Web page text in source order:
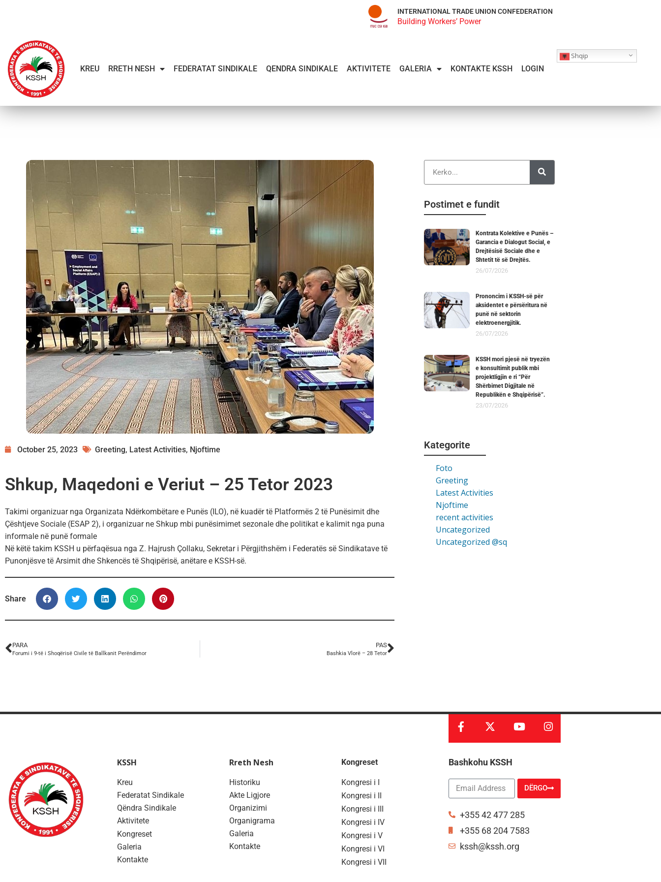
INTERNATIONAL TRADE UNION CONFEDERATION
Building Workers’ Power
KREU RRETH NESH FEDERATAT SINDIKALE QENDRA SINDIKALE AKTIVITETE GALERIA KONTAKTE KSSH LOGIN
Shqip
October 25, 2023 Greeting, Latest Activities, Njoftime
Shkup, Maqedoni e Veriut – 25 Tetor 2023
Takimi organizuar nga Organizata Ndërkombëtare e Punës (ILO), në kuadër të Platformës 2 të Punësimit dhe
Çështjeve Sociale (ESAP 2), i organizuar ne Shkup mbi punësimimet sezonale dhe politikat e kalimit nga puna
informale në punë formale
Në këtë takim KSSH u përfaqësua nga Z. Hajrush Çollaku, Sekretar i Përgjithshëm i Federatës së Sindikatave të
Punonjësve të Arsimit dhe Shkencës të Shqipërisë, anëtare e KSSH-së.
Share
PARA
Forumi i 9-të i Shoqërisë Civile të Ballkanit Perëndimor
PAS
Bashkia Vlorë – 28 Tetor
Postimet e fundit
Kontrata Kolektive e Punës –
Garancia e Dialogut Social, e
Drejtësisë Sociale dhe e
Shtetit të së Drejtës.
26/07/2026
Prononcim i KSSH-së për
aksidentet e përsëritura në
punë në sektorin
elektroenergjitik.
26/07/2026
KSSH mori pjesë në tryezën
e konsultimit publik mbi
projektligjin e ri “Për
Shërbimet Digjitale në
Republikën e Shqipërisë”.
23/07/2026
Kategorite
Foto
Greeting
Latest Activities
Njoftime
recent activities
Uncategorized
Uncategorized @sq
KSSH
Kreu
Federatat Sindikale
Qëndra Sindikale
Aktivitete
Kongreset
Galeria
Kontakte
Rreth Nesh
Historiku
Akte Ligjore
Organizimi
Organigrama
Galeria
Kontakte
Kongreset
Kongresi i I
Kongresi i II
Kongresi i III
Kongresi i IV
Kongresi i V
Kongresi i VI
Kongresi i VII
Bashkohu KSSH
DËRGO
+355 42 477 285
+355 68 204 7583
kssh@kssh.org